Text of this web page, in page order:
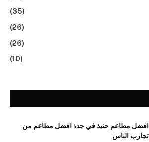
(35)
(26)
(26)
(10)
افضل مطاعم حنيذ في جدة افضل مطاعم من
تجارب الناس